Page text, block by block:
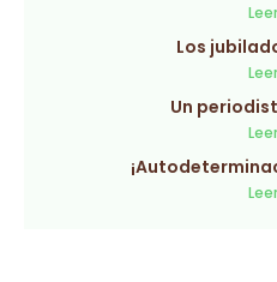
Los
Un